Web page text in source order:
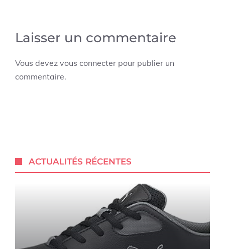
Laisser un commentaire
Vous devez vous connecter pour publier un
commentaire.
ACTUALITÉS RÉCENTES